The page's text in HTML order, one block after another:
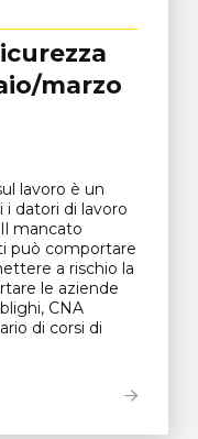
marzo
lavoro è un
datori di lavoro
mancato
può comportare
a rischio la
le aziende
CNA
di corsi di